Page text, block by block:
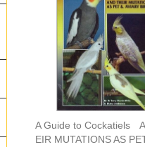
A Guide to Cockatiels
EIR MUTATIONS AS